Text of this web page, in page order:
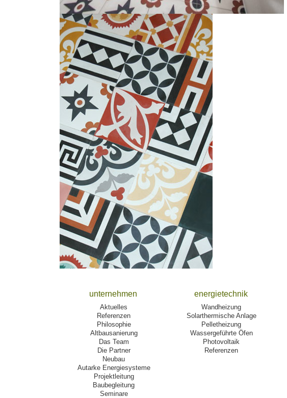
unternehmen
Aktuelles
Referenzen
Philosophie
Altbausanierung
Das Team
Die Partner
Neubau
Autarke Energiesysteme
Projektleitung
Baubegleitung
Seminare
energietechnik
Wandheizung
Solarthermische Anlage
Pelletheizung
Wassergeführte Öfen
Photovoltaik
Referenzen